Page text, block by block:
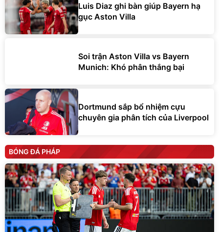
Luis Diaz ghi bàn giúp Bayern hạ
gục Aston Villa
Soi trận Aston Villa vs Bayern
Munich: Khó phân thắng bại
Dortmund sắp bổ nhiệm cựu
chuyên gia phân tích của Liverpool
BÓNG ĐÁ PHÁP